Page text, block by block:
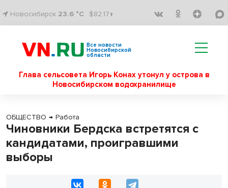
Новосибирск 23.6 °C $82.17↑
Все новости
Новосибирской
области
Глава сельсовета Игорь Конах утонул у острова в
Новосибирском водохранилище
ОБЩЕСТВО → Работа
Чиновники Бердска встретятся с
кандидатами, проигравшими
выборы